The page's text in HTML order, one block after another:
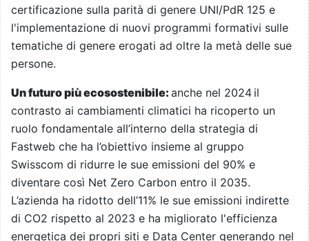
certificazione sulla parità di genere UNI/PdR 125 e
l'implementazione di nuovi programmi formativi sulle
tematiche di genere erogati ad oltre la metà delle sue
persone.
Un futuro più ecosostenibile: anche nel 2024 il
contrasto ai cambiamenti climatici ha ricoperto un
ruolo fondamentale all’interno della strategia di
Fastweb che ha l’obiettivo insieme al gruppo
Swisscom di ridurre le sue emissioni del 90% e
diventare così Net Zero Carbon entro il 2035.
L’azienda ha ridotto dell’11% le sue emissioni indirette
di CO2 rispetto al 2023 e ha migliorato l'efficienza
energetica dei propri siti e Data Center generando nel